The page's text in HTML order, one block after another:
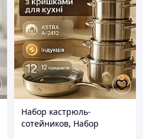
Набор кастрюль-
сотейников, Набор